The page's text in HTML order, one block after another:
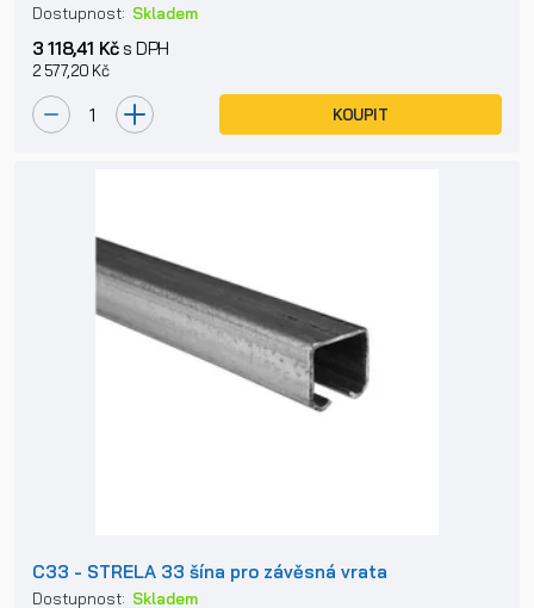
Dostupnost: Skladem
3 118,41 Kčs DPH
2 577,20 Kč
KOUPIT
C33 - STRELA 33 šína pro závěsná vrata
Dostupnost: Skladem